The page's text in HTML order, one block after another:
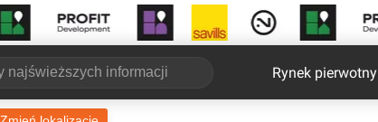
Rynek pierwotny